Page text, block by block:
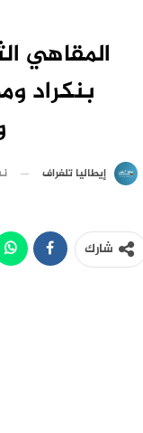
المقاهي
بنكراد
إيطاليا تلغراف
شارك